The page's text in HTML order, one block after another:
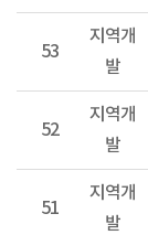
53
지역개
발
52
지역개
발
51
지역개
발